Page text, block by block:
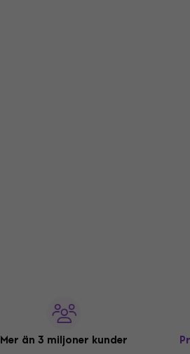
Mer än 3 miljoner kunder